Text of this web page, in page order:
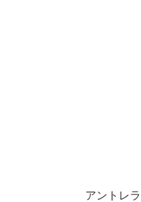
アントレ